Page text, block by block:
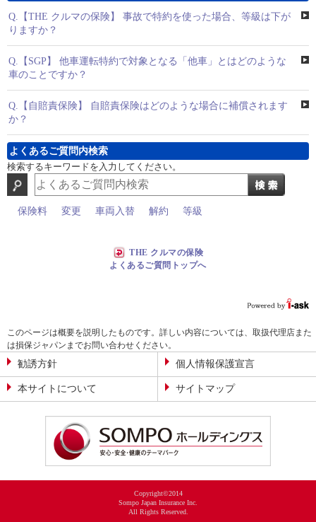
Q. 【THE クルマの保険】 事故で特約を使った場合、等級は下が
りますか？
Q. 【SGP】 他車運転特約で対象となる「他車」とはどのような
車のことですか？
Q. 【自賠責保険】 自賠責保険はどのような場合に補償されます
か？
よくあるご質問内検索
検索するキーワードを入力してください。
保険料 変更 車両入替 解約 等級
THE クルマの保険
よくあるご質問トップへ
このページは概要を説明したものです。詳しい内容については、取扱代理店また
は損保ジャパンまでお問い合わせください。
勧誘方針 個人情報保護宣言
本サイトについて サイトマップ
Copyright©2014
Sompo Japan Insurance Inc.
All Rights Reserved.